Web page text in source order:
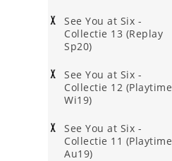
See You at Six -
Collectie 13 (Replay
Sp20)
See You at Six -
Collectie 12 (Playtime
Wi19)
See You at Six -
Collectie 11 (Playtime
Au19)